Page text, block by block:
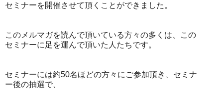
セミナーを開催させて頂くことができました。
このメルマガを読んで頂いている方々の多くは、この
セミナーに足を運んで頂いた人たちです。
セミナーには約50名ほどの方々にご参加頂き、セミナ
ー後の抽選で、